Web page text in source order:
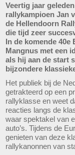
Veertig jaar
rallykampioen Jan
de Hellendoorn
die tijd zeer
In de komende
Mangnus met een
als hij aan de start
bijzondere
Het publiek bij de
getrakteerd op een
rallyklasse en weet
reacties langs de
waar spektakel van
auto’s. Tijdens de
genieten van deze
rallykanonnen van